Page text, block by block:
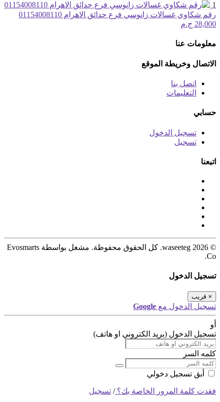
1
رقم شكاوي غسالات زانوسي فرع حدائق الاهرام 01154008110
28,000 ج.م
معلومات عنا
الاتصال وخريطة الموقع
اتصل بنا
التعليمات
حسابي
تسجيل الدخول
تسجيل
اتبعنا
© 2026 waseeteg. كل الحقوق محفوظة. مشغل بواسطة Evosmarts
Co.
تسجيل الدخول
× قريب
تسجيل الدخول مع Google
أو
تسجيل الدخول (بريد الكتروني او هاتف)
كلمه السر
أبق تسجيل دخولي
فقدت كلمة المرور الخاصة بك؟/ تسجيل